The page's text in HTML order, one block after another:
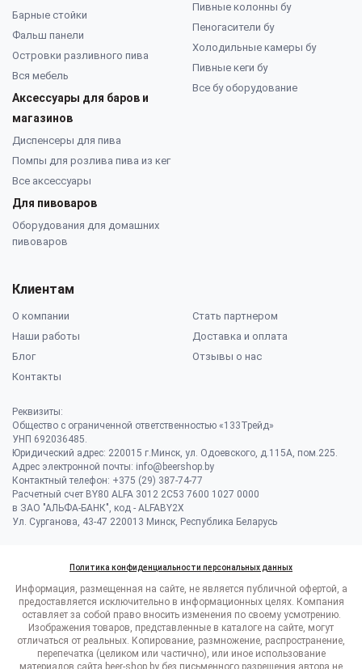
Барные стойки
Фальш панели
Островки разливного пива
Вся мебель
Аксессуары для баров и
магазинов
Диспенсеры для пива
Помпы для розлива пива из кег
Все аксессуары
Для пивоваров
Оборудования для домашних
пивоваров
Пивные колонны бу
Пеногасители бу
Холодильные камеры бу
Пивные кеги бу
Все бу оборудование
Клиентам
О компании
Стать партнером
Наши работы
Доставка и оплата
Блог
Отзывы о нас
Контакты
Реквизиты:
Общество с ограниченной ответственностью «133Трейд»
УНП 692036485​.
Юридический адрес: 220015 г.Минск, ул. Одоевского, д.115А, пом.225.
Адрес электронной почты: info@beershop.by
Контактный телефон: +375 (29) 387-74-77
Расчетный счет BY80 ALFA 3012 2C53 7600 1027 0000
в ЗАО "АЛЬФА-БАНК", код - ALFABY2X
Ул. Сурганова, 43-47 220013 Минск, Республика Беларусь
Политика конфиденциальности персональных данных
Информация, размещенная на сайте, не является публичной офертой, а
предоставляется исключительно в информационных целях. Компания
оставляет за собой право вносить изменения по своему усмотрению.
Изображения товаров, представленные в каталоге на сайте, могут
отличаться от реальных. Копирование, размножение, распространение,
перепечатка (целиком или частично), или иное использование
материалов сайта beer-shop.by без письменного разрешения автора не